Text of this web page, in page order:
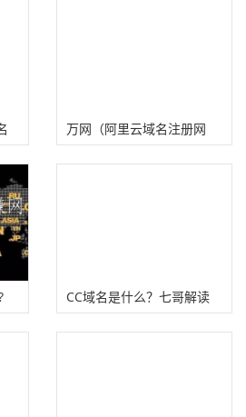
万网（阿里云域名注册网
站）
CC域名是什么？七哥解读
CC域名为什么不受欢迎